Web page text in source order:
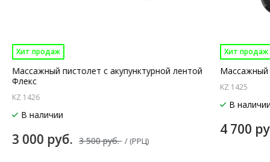
Хит продаж
Массажный пистолет с акупунктурной лентой
Флекс
KZ 1426
В наличии
3 000 руб. 3 500 руб. / (РРЦ)
Хит продаж
Массажный
KZ 1425
В
4 700